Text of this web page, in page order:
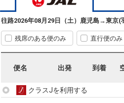
往路2026年08月29日（土） 鹿児島 →東京(
残席のある便のみ 直行便のみ
便名 出発 到着
鹿児島
07:30
東京(羽田)
クラスJを利用する
642便
鹿児島
08:50
東京(羽田)
10:35
クラスJを利用する